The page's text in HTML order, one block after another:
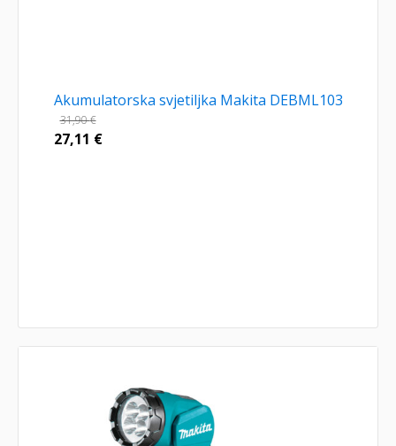
Akumulatorska svjetiljka Makita DEBML103
31,90€
27,11 €